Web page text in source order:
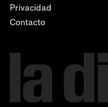
Privacidad
Contacto